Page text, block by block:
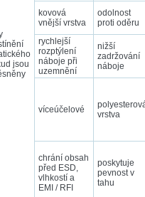
jsou
kovová
vnější vrstva
odolnost
proti oděru
rychlejší
rozptýlení
náboje při
uzemnění
nižší
zadržování
náboje
víceúčelové
vrstva
chrání obsah
před ESD,
vlhkostí a
EMI / RFI
poskytuje
pevnost v
tahu